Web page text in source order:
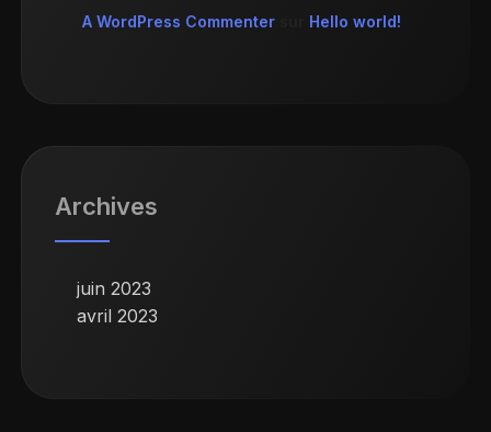
A WordPress Commenter Hello world!
Archives
juin 2023
avril 2023